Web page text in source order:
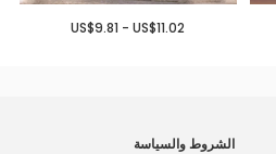
US$9.81 - US$11.02
الشروط والسياسة